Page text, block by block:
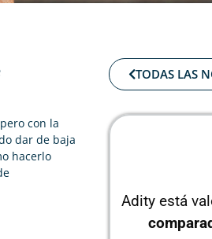
con la
dar de baja
hacerlo
TODAS LAS
Adity está